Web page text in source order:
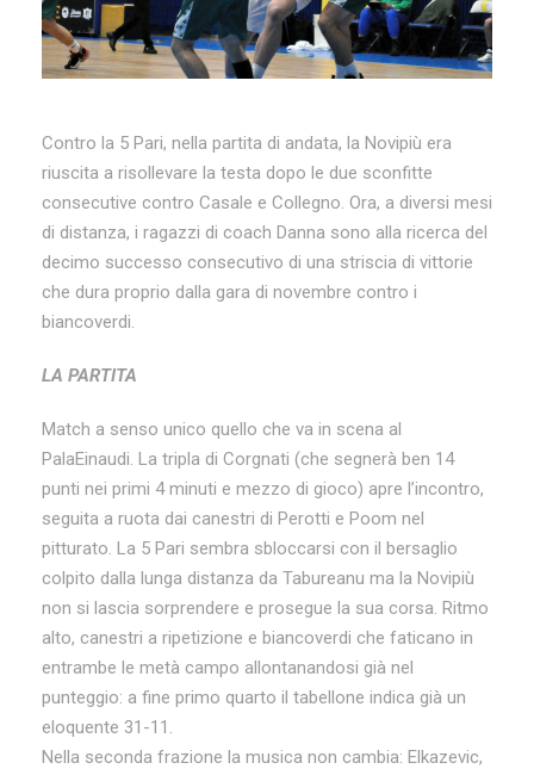
Contro la 5 Pari, nella partita di andata, la Novipiù era
riuscita a risollevare la testa dopo le due sconfitte
consecutive contro Casale e Collegno. Ora, a diversi mesi
di distanza, i ragazzi di coach Danna sono alla ricerca del
decimo successo consecutivo di una striscia di vittorie
che dura proprio dalla gara di novembre contro i
biancoverdi.
LA PARTITA
Match a senso unico quello che va in scena al
PalaEinaudi. La tripla di Corgnati (che segnerà ben 14
punti nei primi 4 minuti e mezzo di gioco) apre l’incontro,
seguita a ruota dai canestri di Perotti e Poom nel
pitturato. La 5 Pari sembra sbloccarsi con il bersaglio
colpito dalla lunga distanza da Tabureanu ma la Novipiù
non si lascia sorprendere e prosegue la sua corsa. Ritmo
alto, canestri a ripetizione e biancoverdi che faticano in
entrambe le metà campo allontanandosi già nel
punteggio: a fine primo quarto il tabellone indica già un
eloquente 31-11.
Nella seconda frazione la musica non cambia: Elkazevic,